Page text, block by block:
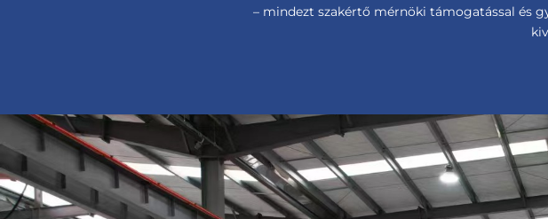
– mindezt szakértő mérnöki támogatással és